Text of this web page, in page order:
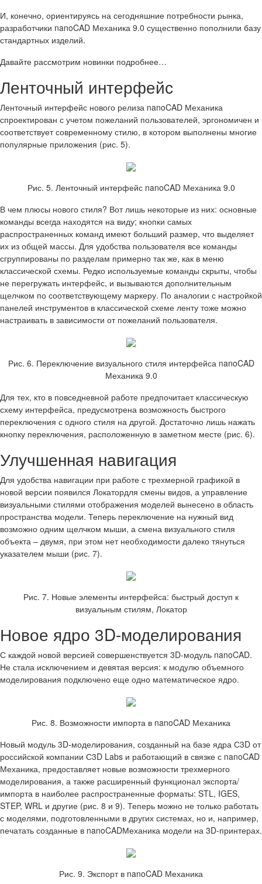
И, конечно, ориентируясь на сегодняшние потребности рынка,
разработчики nanoCAD Механика 9.0 существенно пополнили базу
стандартных изделий.
Давайте рассмотрим новинки подробнее…
Ленточный интерфейс
Ленточный интерфейс нового релиза nanoCAD Механика
спроектирован с учетом пожеланий пользователей, эргономичен и
соответствует современному стилю, в котором выполнены многие
популярные приложения (рис. 5).
Рис. 5. Ленточный интерфейс nanoCAD Механика 9.0
В чем плюсы нового стиля? Вот лишь некоторые из них: основные
команды всегда находятся на виду; кнопки самых
распространенных команд имеют больший размер, что выделяет
их из общей массы. Для удобства пользователя все команды
сгруппированы по разделам примерно так же, как в меню
классической схемы. Редко используемые команды скрыты, чтобы
не перегружать интерфейс, и вызываются дополнительным
щелчком по соответствующему маркеру. По аналогии с настройкой
панелей инструментов в классической схеме ленту тоже можно
настраивать в зависимости от пожеланий пользователя.
Рис. 6. Переключение визуального стиля интерфейса nanoCAD
Механика 9.0
Для тех, кто в повседневной работе предпочитает классическую
схему интерфейса, предусмотрена возможность быстрого
переключения с одного стиля на другой. Достаточно лишь нажать
кнопку переключения, расположенную в заметном месте (рис. 6).
Улучшенная навигация
Для удобства навигации при работе с трехмерной графикой в
новой версии появился Локатордля смены видов, а управление
визуальными стилями отображения моделей вынесено в область
пространства модели. Теперь переключение на нужный вид
возможно одним щелчком мыши, а смена визуального стиля
объекта – двумя, при этом нет необходимости далеко тянуться
указателем мыши (рис. 7).
Рис. 7. Новые элементы интерфейса: быстрый доступ к
визуальным стилям, Локатор
Новое ядро 3D-моделирования
С каждой новой версией совершенствуется 3D-модуль nanoCAD.
Не стала исключением и девятая версия: к модулю объемного
моделирования подключено еще одно математическое ядро.
Рис. 8. Возможности импорта в nanoCAD Механика
Новый модуль 3D-моделирования, созданный на базе ядра С3D от
российской компании С3D Labs и работающий в связке с nanoCAD
Механика, предоставляет новые возможности трехмерного
моделирования, а также расширенный функционал экспорта/
импорта в наиболее распространенные форматы: STL, IGES,
STEP, WRL и другие (рис. 8 и 9). Теперь можно не только работать
с моделями, подготовленными в других системах, но и, например,
печатать созданные в nanoCADМеханика модели на 3D-принтерах.
Рис. 9. Экспорт в nanoCAD Механика